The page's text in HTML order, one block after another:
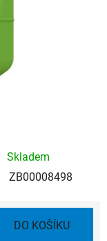
Skladem
ZB00008498
DO KOŠÍKU